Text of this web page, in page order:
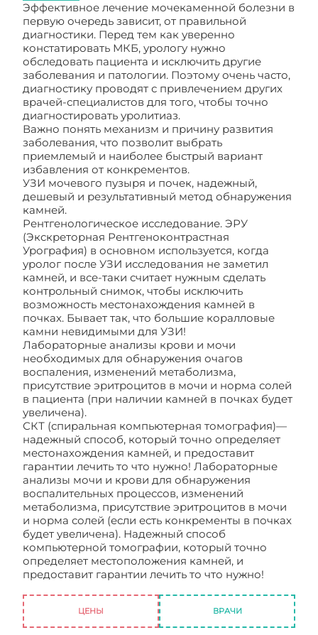
Эффективное лечение мочекаменной болезни в
первую очередь зависит, от правильной
диагностики. Перед тем как уверенно
констатировать МКБ, урологу нужно
обследовать пациента и исключить другие
заболевания и патологии. Поэтому очень часто,
диагностику проводят с привлечением других
врачей-специалистов для того, чтобы точно
диагностировать уролитиаз.
Важно понять механизм и причину развития
заболевания, что позволит выбрать
приемлемый и наиболее быстрый вариант
избавления от конкрементов.
УЗИ мочевого пузыря и почек, надежный,
дешевый и результативный метод обнаружения
камней.
Рентгенологическое исследование. ЭРУ
(Экскреторная Рентгеноконтрастная
Урография) в основном используется, когда
уролог после УЗИ исследования не заметил
камней, и все-таки считает нужным сделать
контрольный снимок, чтобы исключить
возможность местонахождения камней в
почках. Бывает так, что большие коралловые
камни невидимыми для УЗИ!
Лабораторные анализы крови и мочи
необходимых для обнаружения очагов
воспаления, изменений метаболизма,
присутствие эритроцитов в мочи и норма солей
в пациента (при наличии камней в почках будет
увеличена).
СКТ (спиральная компьютерная томография)—
надежный способ, который точно определяет
местонахождения камней, и предоставит
гарантии лечить то что нужно! Лабораторные
анализы мочи и крови для обнаружения
воспалительных процессов, изменений
метаболизма, присутствие эритроцитов в мочи
и норма солей (если есть конкременты в почках
будет увеличена). Надежный способ
компьютерной томографии, который точно
определяет местоположения камней, и
предоставит гарантии лечить то что нужно!
ЦЕНЫ ВРАЧИ